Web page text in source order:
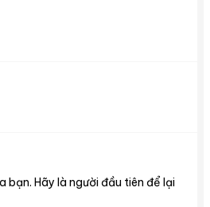
bạn. Hãy là người đầu tiên để lại